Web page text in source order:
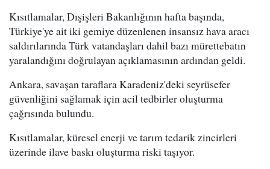
Kısıtlamalar, Dışişleri Bakanlığının hafta başında,
Türkiye'ye ait iki gemiye düzenlenen insansız hava aracı
saldırılarında Türk vatandaşları dahil bazı mürettebatın
yaralandığını doğrulayan açıklamasının ardından geldi.
Ankara, savaşan taraflara Karadeniz'deki seyrüsefer
güvenliğini sağlamak için acil tedbirler oluşturma
çağrısında bulundu.
Kısıtlamalar, küresel enerji ve tarım tedarik zincirleri
üzerinde ilave baskı oluşturma riski taşıyor.